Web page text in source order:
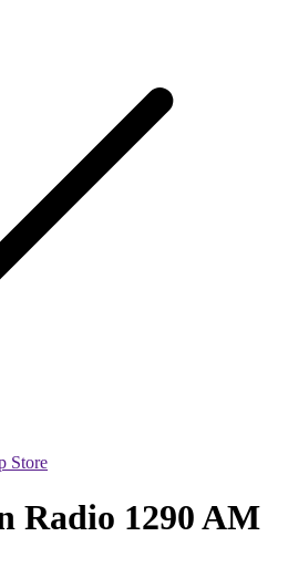
Store
Radio 1290 AM